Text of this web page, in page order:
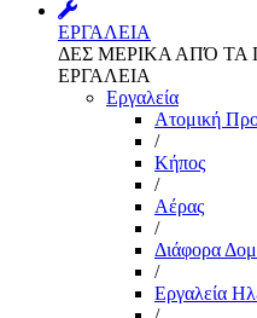
ΕΡΓΑΛΕΙΑ
ΔΕΣ ΜΕΡΙΚΑ ΑΠΌ ΤΑ
ΕΡΓΑΛΕΙΑ
Εργαλεία
Aτομική
/
Kήπος
/
Αέρας
/
Διάφορα
/
Εργαλεία